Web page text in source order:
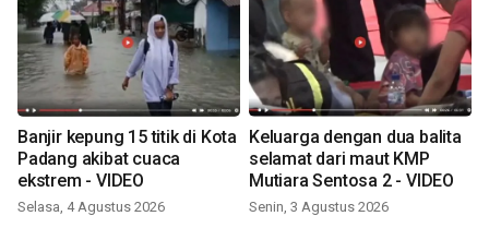
Banjir kepung 15 titik di Kota
Padang akibat cuaca
ekstrem - VIDEO
Selasa, 4 Agustus 2026
Keluarga dengan dua balita
selamat dari maut KMP
Mutiara Sentosa 2 - VIDEO
Senin, 3 Agustus 2026